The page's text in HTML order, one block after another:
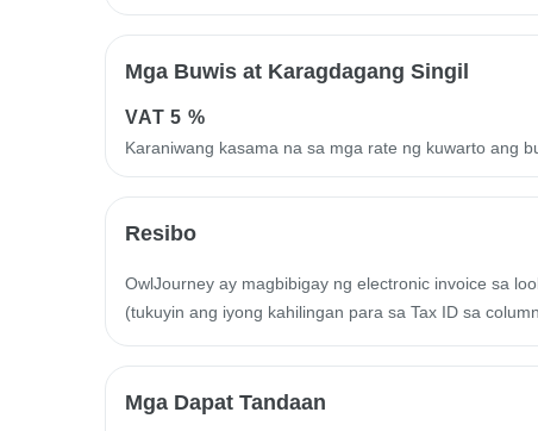
Mga Buwis at Karagdagang Singil
VAT5 %
Karaniwang kasama na sa mga rate ng kuwarto ang
Resibo
OwlJourney ay magbibigay ng electronic invoice sa
(tukuyin ang iyong kahilingan para sa Tax ID sa
Mga Dapat Tandaan